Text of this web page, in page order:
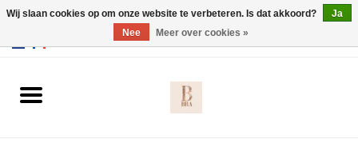
Wij slaan cookies op om onze website te verbeteren. Is dat akkoord?
Ja
Nee
Meer over cookies »
Webshop werkt met EU maten. .